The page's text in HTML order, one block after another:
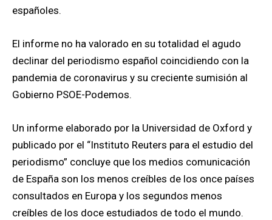
españoles.
El informe no ha valorado en su totalidad el agudo
declinar del periodismo español coincidiendo con la
pandemia de coronavirus y su creciente sumisión al
Gobierno PSOE-Podemos.
Un informe elaborado por la Universidad de Oxford y
publicado por el “Instituto Reuters para el estudio del
periodismo” concluye que los medios comunicación
de España son los menos creíbles de los once países
consultados en Europa y los segundos menos
creíbles de los doce estudiados de todo el mundo.